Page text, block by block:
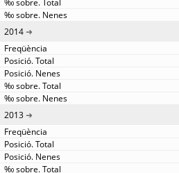
2014
2013